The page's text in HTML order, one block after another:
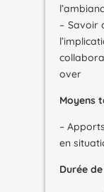
– Savoir
over
Moyens
–
en
Durée